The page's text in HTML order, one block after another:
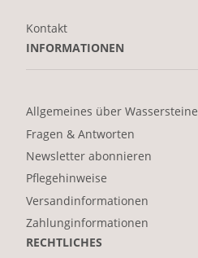
Kontakt
INFORMATIONEN
Allgemeines über Wassersteine
Fragen & Antworten
Newsletter abonnieren
Pflegehinweise
Versandinformationen
Zahlunginformationen
RECHTLICHES